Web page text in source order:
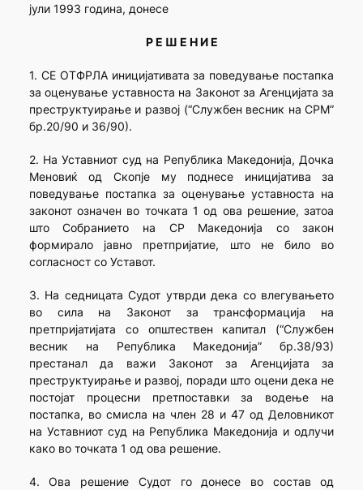
јули 1993 година, донесе
Р Е Ш Е Н И Е
1. СЕ ОТФРЛА иницијативата за поведување постапка
за оценување уставноста на Законот за Агенцијата за
преструктуирање и развој (“Службен весник на СРМ”
бр.20/90 и 36/90).
2. На Уставниот суд на Република Македонија, Дочка
Меновиќ од Скопје му поднесе иницијатива за
поведување постапка за оценување уставноста на
законот означен во точката 1 од ова решение, затоа
што Собранието на СР Македонија со закон
формирало јавно претпријатие, што не било во
согласност со Уставот.
3. На седницата Судот утврди дека со влегувањето
во сила на Законот за трансформација на
претпријатијата со општествен капитал (“Службен
весник на Република Македонија” бр.38/93)
престанал да важи Законот за Агенцијата за
преструктуирање и развој, поради што оцени дека не
постојат процесни претпоставки за водење на
постапка, во смисла на член 28 и 47 од Деловникот
на Уставниот суд на Република Македонија и одлучи
како во точката 1 од ова решение.
4. Ова решение Судот го донесе во состав од